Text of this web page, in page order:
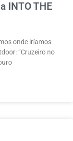
INTO THE
onde iríamos
“Cruzeiro no